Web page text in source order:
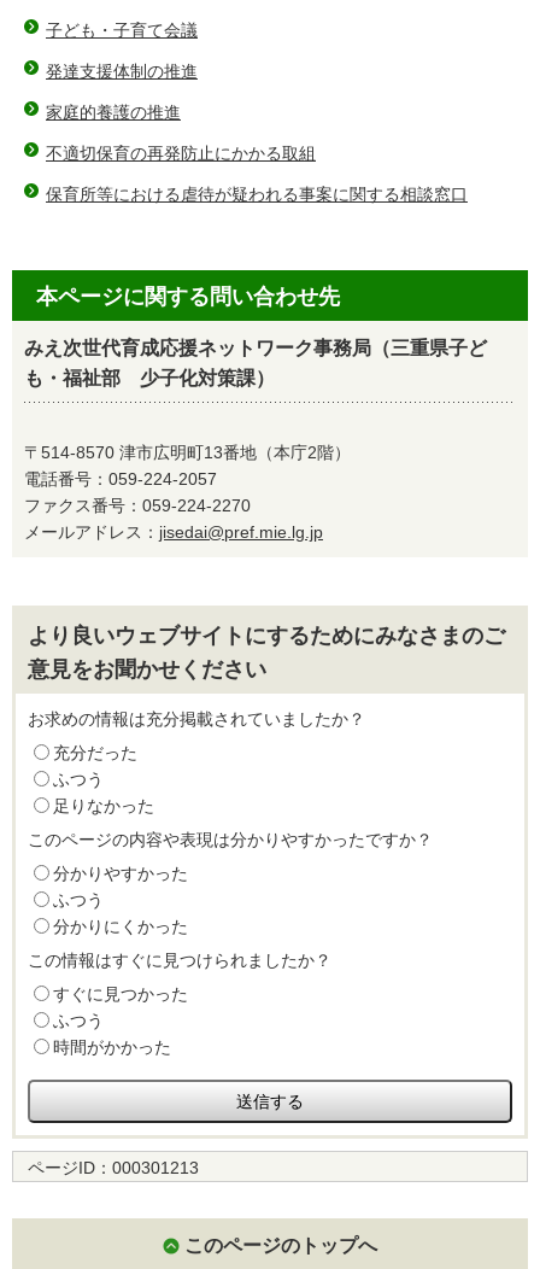
子ども・子育て会議
発達支援体制の推進
家庭的養護の推進
不適切保育の再発防止にかかる取組
保育所等における虐待が疑われる事案に関する相談窓口
本ページに関する問い合わせ先
みえ次世代育成応援ネットワーク事務局（三重県子ど
も・福祉部 少子化対策課）
〒514-8570 津市広明町13番地（本庁2階）
電話番号：059-224-2057
ファクス番号：059-224-2270
メールアドレス： jisedai@pref.mie.lg.jp
より良いウェブサイトにするためにみなさまのご
意見をお聞かせください
お求めの情報は充分掲載されていましたか？
充分だった
ふつう
足りなかった
このページの内容や表現は分かりやすかったですか？
分かりやすかった
ふつう
分かりにくかった
この情報はすぐに見つけられましたか？
すぐに見つかった
ふつう
時間がかかった
ページID： 000301213
このページのトップへ